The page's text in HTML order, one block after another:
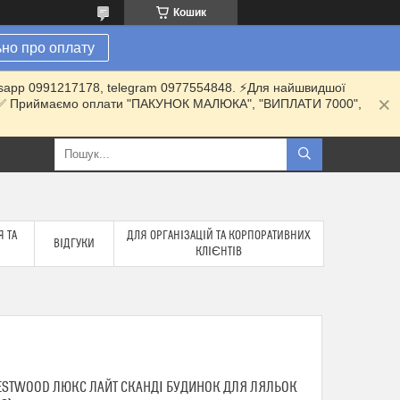
Кошик
про оплату
0991217178, telegram 0977554848. ⚡️Для найшвидшої
✅ Приймаємо оплати "ПАКУНОК МАЛЮКА", "ВИПЛАТИ 7000",
ТА
ВІДГУКИ
ДЛЯ ОРГАНІЗАЦІЙ ТА КОРПОРАТИВНИХ
КЛІЄНТІВ
ЛЮКС ЛАЙТ СКАНДІ БУДИНОК ДЛЯ ЛЯЛЬОК